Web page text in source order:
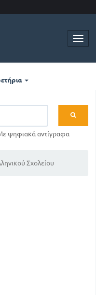
ψηφιακά αντίγραφα
Σχολείου